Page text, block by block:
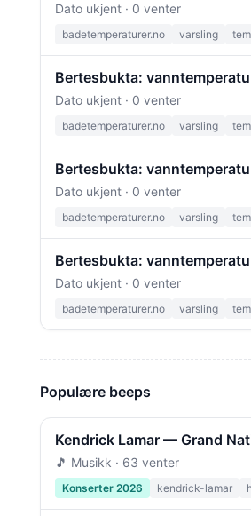
Dato ukjent · 0 venter
badetemperaturer.no varsling
Bertesbukta:
Dato ukjent · 0 venter
badetemperaturer.no varsling
Bertesbukta:
Dato ukjent · 0 venter
badetemperaturer.no varsling
Bertesbukta:
Dato ukjent · 0 venter
badetemperaturer.no varsling
Populære beeps
Kendrick Lamar — Grand
🎵 Musikk · 63 venter
Konserter 2026 kendrick-lamar